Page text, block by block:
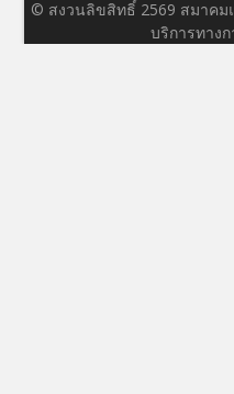
© สงวนลิขสิทธิ์ 2569 สมาคม
บริการทางก